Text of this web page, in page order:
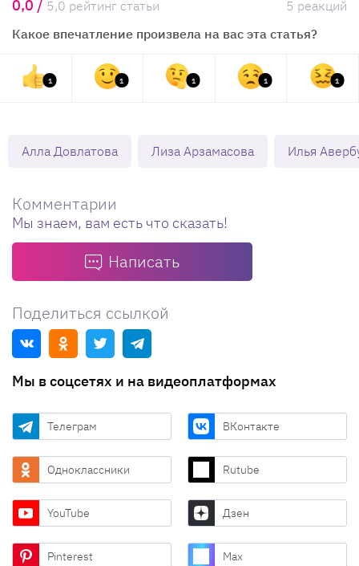
0,0 / 5,0 рейтинг статьи
5 реакций
Какое впечатление произвела на вас эта статья?
1 1 1 1 1
Алла Довлатова Лиза Арзамасова Илья
Комментарии
Мы знаем, вам есть что сказать!
Написать
Поделиться ссылкой
Мы в соцсетях и на видеоплатформах
Телеграм ВКонтакте
Одноклассники Rutube
YouTube Дзен
Pinterest Max